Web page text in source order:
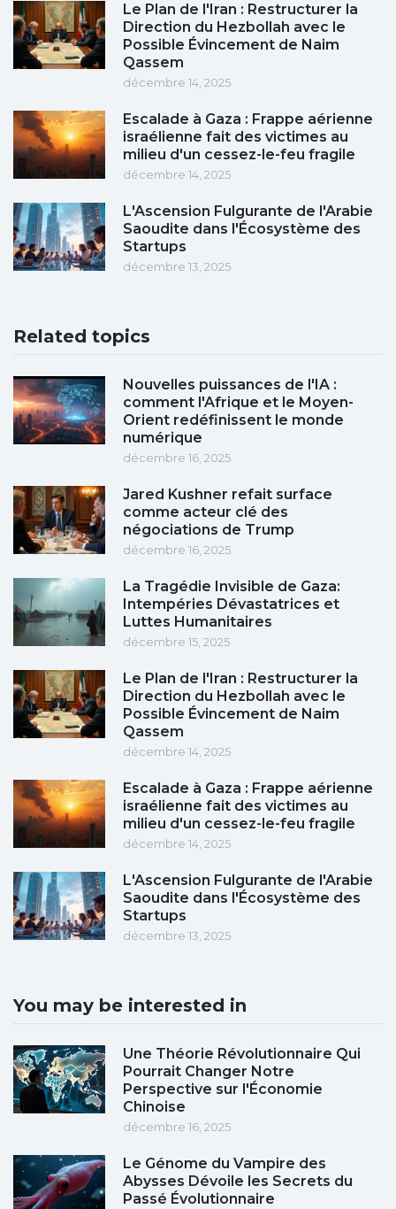
Le Plan de l'Iran : Restructurer la
Direction du Hezbollah avec le
Possible Évincement de Naim
Qassem
décembre 14, 2025
Escalade à Gaza : Frappe aérienne
israélienne fait des victimes au
milieu d'un cessez-le-feu fragile
décembre 14, 2025
L'Ascension Fulgurante de l'Arabie
Saoudite dans l'Écosystème des
Startups
décembre 13, 2025
Related topics
Nouvelles puissances de l'IA :
comment l'Afrique et le Moyen-
Orient redéfinissent le monde
numérique
décembre 16, 2025
Jared Kushner refait surface
comme acteur clé des
négociations de Trump
décembre 16, 2025
La Tragédie Invisible de Gaza:
Intempéries Dévastatrices et
Luttes Humanitaires
décembre 15, 2025
Le Plan de l'Iran : Restructurer la
Direction du Hezbollah avec le
Possible Évincement de Naim
Qassem
décembre 14, 2025
Escalade à Gaza : Frappe aérienne
israélienne fait des victimes au
milieu d'un cessez-le-feu fragile
décembre 14, 2025
L'Ascension Fulgurante de l'Arabie
Saoudite dans l'Écosystème des
Startups
décembre 13, 2025
You may be interested in
Une Théorie Révolutionnaire Qui
Pourrait Changer Notre
Perspective sur l'Économie
Chinoise
décembre 16, 2025
Le Génome du Vampire des
Abysses Dévoile les Secrets du
Passé Évolutionnaire